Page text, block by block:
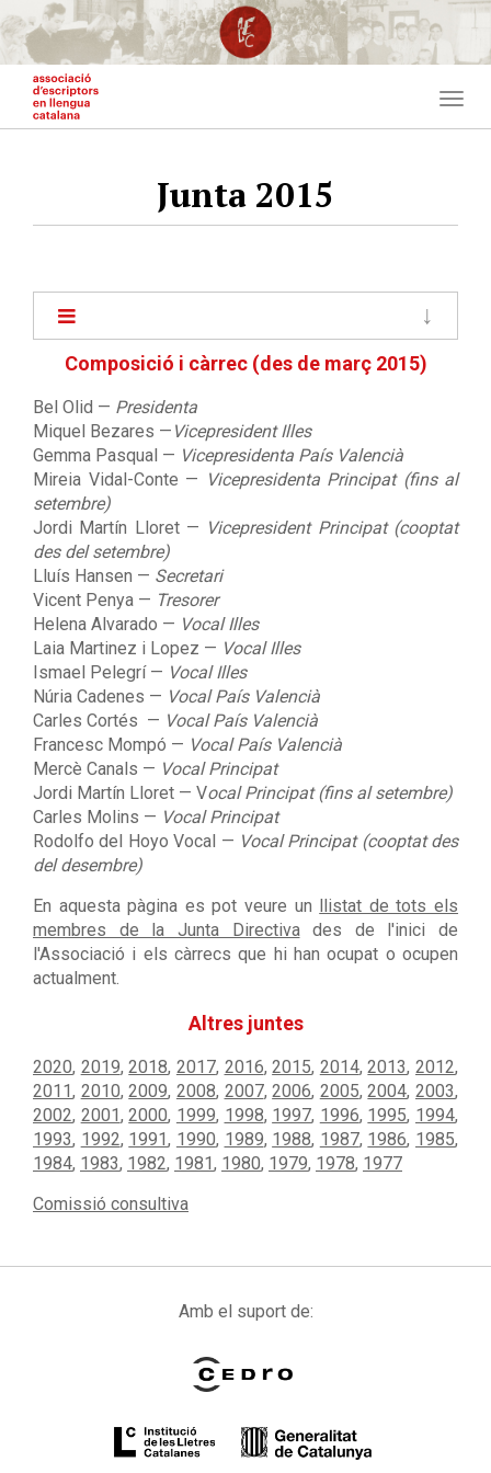
Vés
al
contingut
Junta 2015
navigation
Composició i càrrec (des de març 2015)
Bel Olid — Presidenta
Miquel Bezares — Vicepresident Illes
Gemma Pasqual — Vicepresidenta País Valencià
Mireia Vidal-Conte — Vicepresidenta Principat (fins al
setembre)
Jordi Martín Lloret — Vicepresident Principat (cooptat
des del setembre)
Lluís Hansen — Secretari
Vicent Penya — Tresorer
Helena Alvarado — Vocal Illes
Laia Martinez i Lopez — Vocal Illes
Ismael Pelegrí — Vocal Illes
Núria Cadenes — Vocal País Valencià
Carles Cortés — Vocal País Valencià
Francesc Mompó — Vocal País Valencià
Mercè Canals — Vocal Principat
Jordi Martín Lloret — Vocal Principat (fins al setembre)
Carles Molins — Vocal Principat
Rodolfo del Hoyo Vocal — Vocal Principat (cooptat des
del desembre)
En aquesta pàgina es pot veure un llistat de tots els
membres de la Junta Directivades de l'inici de
l'Associació i els càrrecs que hi han ocupat o ocupen
actualment.
Altres juntes
2020, 2019,2018, 2017, 2016,2015, 2014,2013, 2012,
2011, 2010,2009, 2008, 2007,2006, 2005,2004, 2003,
2002, 2001,2000, 1999, 1998, 1997, 1996, 1995, 1994,
1993, 1992, 1991, 1990, 1989, 1988, 1987, 1986, 1985,
1984, 1983, 1982, 1981, 1980, 1979, 1978, 1977
Comissió consultiva
Amb el suport de: